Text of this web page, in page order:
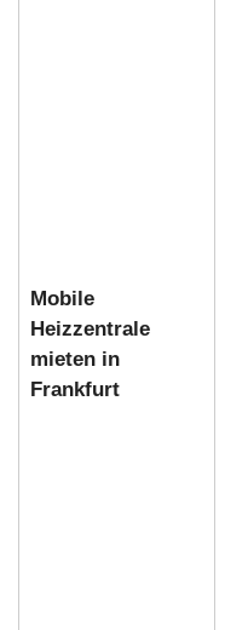
Mobile
Heizzentrale
mieten in
Frankfurt